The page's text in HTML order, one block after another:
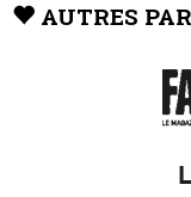
AUTRES